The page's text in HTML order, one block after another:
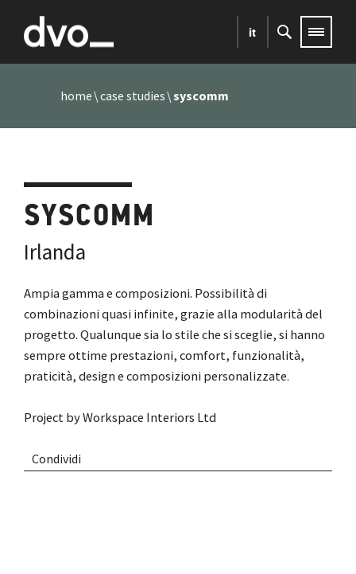
it
home case studies syscomm
SYSCOMM
Irlanda
Ampia gamma e composizioni. Possibilità di
combinazioni quasi infinite, grazie alla modularità del
progetto. Qualunque sia lo stile che si sceglie, si hanno
sempre ottime prestazioni, comfort, funzionalità,
praticità, design e composizioni personalizzate.
Project byWorkspace Interiors Ltd
Condividi